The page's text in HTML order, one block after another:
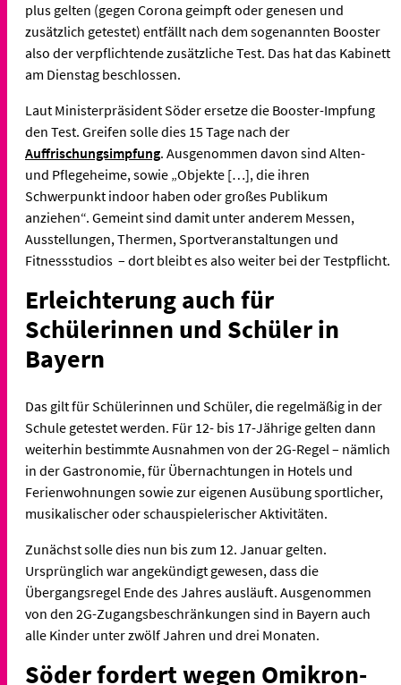
plus gelten (gegen Corona geimpft oder genesen und
zusätzlich getestet) entfällt nach dem sogenannten Booster
also der verpflichtende zusätzliche Test. Das hat das Kabinett
am Dienstag beschlossen.
Laut Ministerpräsident Söder ersetze die Booster-Impfung
den Test. Greifen solle dies 15 Tage nach der
Auffrischungsimpfung. Ausgenommen davon sind Alten-
und Pflegeheime, sowie „Objekte […], die ihren
Schwerpunkt indoor haben oder großes Publikum
anziehen“. Gemeint sind damit unter anderem Messen,
Ausstellungen, Thermen, Sportveranstaltungen und
Fitnessstudios – dort bleibt es also weiter bei der Testpflicht.
Erleichterung auch für
Schülerinnen und Schüler in
Bayern
Das gilt für Schülerinnen und Schüler, die regelmäßig in der
Schule getestet werden. Für 12- bis 17-Jährige gelten dann
weiterhin bestimmte Ausnahmen von der 2G-Regel – nämlich
in der Gastronomie, für Übernachtungen in Hotels und
Ferienwohnungen sowie zur eigenen Ausübung sportlicher,
musikalischer oder schauspielerischer Aktivitäten.
Zunächst solle dies nun bis zum 12. Januar gelten.
Ursprünglich war angekündigt gewesen, dass die
Übergangsregel Ende des Jahres ausläuft. Ausgenommen
von den 2G-Zugangsbeschränkungen sind in Bayern auch
alle Kinder unter zwölf Jahren und drei Monaten.
Söder fordert wegen Omikron-